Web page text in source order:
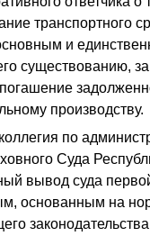
транспортного
и
существованию, за
производству.
по
Суда
вывод суда
основанным на